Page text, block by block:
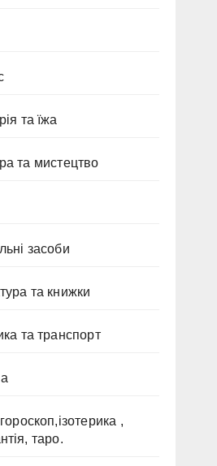
та їжа
та мистецтво
засоби
та книжки
та транспорт
,
таро.